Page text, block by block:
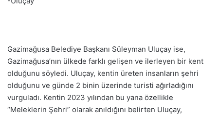
Gazimağusa Belediye Başkanı Süleyman Uluçay ise,
Gazimağusa’nın ülkede farklı gelişen ve ilerleyen bir kent
olduğunu söyledi. Uluçay, kentin üreten insanların şehri
olduğunu ve günde 2 binin üzerinde turisti ağırladığını
vurguladı. Kentin 2023 yılından bu yana özellikle
“Meleklerin Şehri” olarak anıldığını belirten Uluçay,